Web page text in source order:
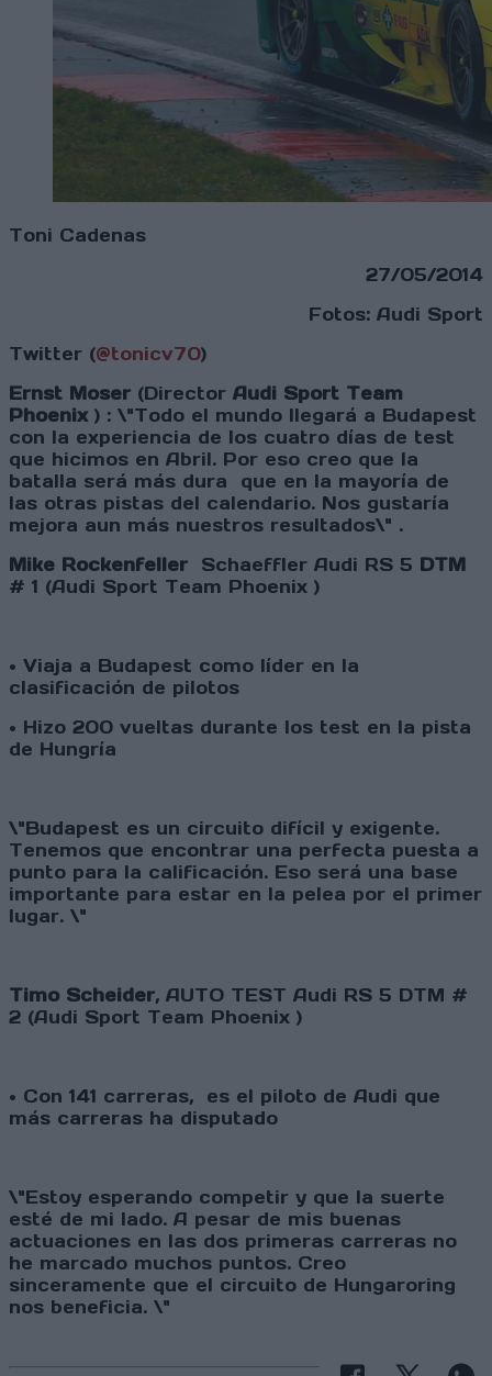
Toni Cadenas
27/05/2014
Fotos: Audi Sport
Twitter (@tonicv70)
Ernst Moser (Director Audi Sport Team
Phoenix ) : \"Todo el mundo llegará a Budapest
con la experiencia de los cuatro días de test
que hicimos en Abril. Por eso creo que la
batalla será más dura que en la mayoría de
las otras pistas del calendario. Nos gustaría
mejora aun más nuestros resultados\" .
Mike Rockenfeller Schaeffler Audi RS 5 DTM
# 1 (Audi Sport Team Phoenix )
• Viaja a Budapest como líder en la
clasificación de pilotos
• Hizo 200 vueltas durante los test en la pista
de Hungría
\"Budapest es un circuito difícil y exigente.
Tenemos que encontrar una perfecta puesta a
punto para la calificación. Eso será una base
importante para estar en la pelea por el primer
lugar. \"
Timo Scheider, AUTO TEST Audi RS 5 DTM #
2 (Audi Sport Team Phoenix )
• Con 141 carreras, es el piloto de Audi que
más carreras ha disputado
\"Estoy esperando competir y que la suerte
esté de mi lado. A pesar de mis buenas
actuaciones en las dos primeras carreras no
he marcado muchos puntos. Creo
sinceramente que el circuito de Hungaroring
nos beneficia. \"